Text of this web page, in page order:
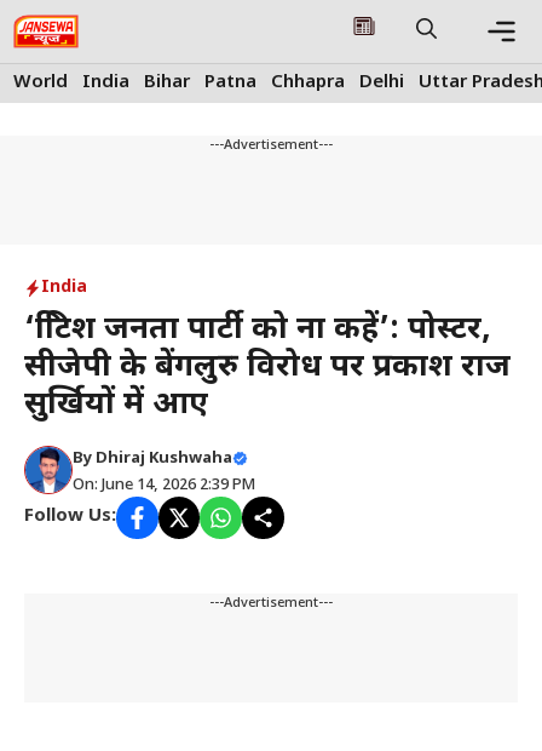
Skip
to
content
World India Bihar Patna Chhapra Delhi Uttar
---Advertisement---
India
‘ब्रिटिश जनता पार्टी को ना कहें’: पोस्टर,
सीजेपी के बेंगलुरु विरोध पर प्रकाश राज
सुर्खियों में आए
By Dhiraj Kushwaha
On: June 14, 2026 2:39 PM
Follow Us:
---Advertisement---